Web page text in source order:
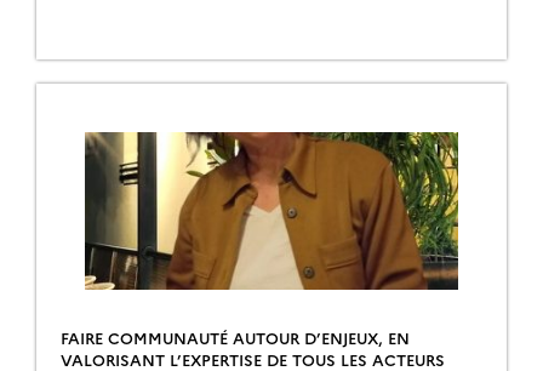
FAIRE COMMUNAUTÉ AUTOUR D’ENJEUX, EN
VALORISANT L’EXPERTISE DE TOUS LES ACTEURS